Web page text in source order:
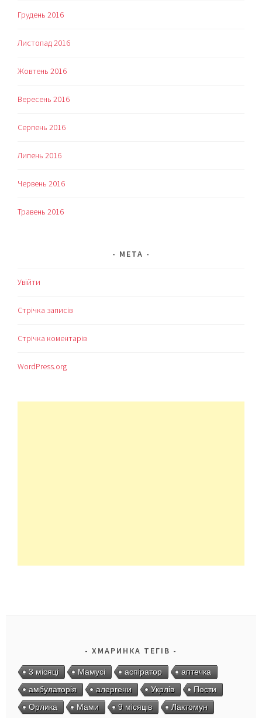
Грудень 2016
Листопад 2016
Жовтень 2016
Вересень 2016
Серпень 2016
Липень 2016
Червень 2016
Травень 2016
МЕТА
Увійти
Стрічка записів
Стрічка коментарів
WordPress.org
ХМАРИНКА ТЕГІВ
3 місяці Мамусі аспіратор
аптечка
амбулаторія
алергени Укрлів
Пости
Орлика
Мами 9 місяців Лактомун